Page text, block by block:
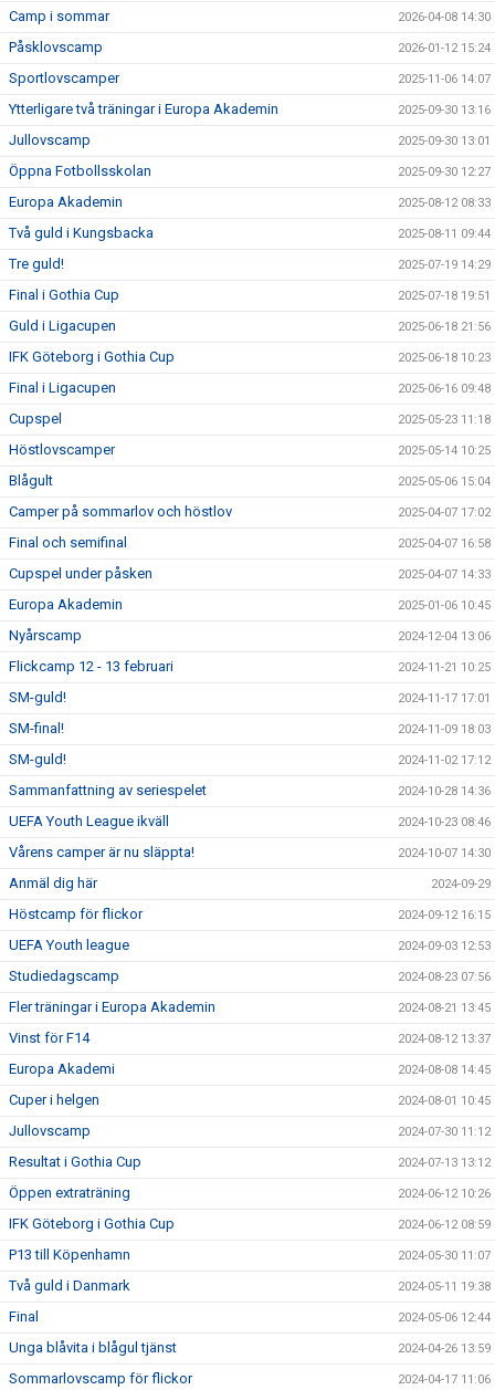
Camp i sommar 2026-04-08 14:30
Påsklovscamp 2026-01-12 15:24
Sportlovscamper 2025-11-06 14:07
Ytterligare två träningar i Europa Akademin 2025-09-30 13:16
Jullovscamp 2025-09-30 13:01
Öppna Fotbollsskolan 2025-09-30 12:27
Europa Akademin 2025-08-12 08:33
Två guld i Kungsbacka 2025-08-11 09:44
Tre guld! 2025-07-19 14:29
Final i Gothia Cup 2025-07-18 19:51
Guld i Ligacupen 2025-06-18 21:56
IFK Göteborg i Gothia Cup 2025-06-18 10:23
Final i Ligacupen 2025-06-16 09:48
Cupspel 2025-05-23 11:18
Höstlovscamper 2025-05-14 10:25
Blågult 2025-05-06 15:04
Camper på sommarlov och höstlov 2025-04-07 17:02
Final och semifinal 2025-04-07 16:58
Cupspel under påsken 2025-04-07 14:33
Europa Akademin 2025-01-06 10:45
Nyårscamp 2024-12-04 13:06
Flickcamp 12 - 13 februari 2024-11-21 10:25
SM-guld! 2024-11-17 17:01
SM-final! 2024-11-09 18:03
SM-guld! 2024-11-02 17:12
Sammanfattning av seriespelet 2024-10-28 14:36
UEFA Youth League ikväll 2024-10-23 08:46
Vårens camper är nu släppta! 2024-10-07 14:30
Anmäl dig här 2024-09-29
Höstcamp för flickor 2024-09-12 16:15
UEFA Youth league 2024-09-03 12:53
Studiedagscamp 2024-08-23 07:56
Fler träningar i Europa Akademin 2024-08-21 13:45
Vinst för F14 2024-08-12 13:37
Europa Akademi 2024-08-08 14:45
Cuper i helgen 2024-08-01 10:45
Jullovscamp 2024-07-30 11:12
Resultat i Gothia Cup 2024-07-13 13:12
Öppen extraträning 2024-06-12 10:26
IFK Göteborg i Gothia Cup 2024-06-12 08:59
P13 till Köpenhamn 2024-05-30 11:07
Två guld i Danmark 2024-05-11 19:38
Final 2024-05-06 12:44
Unga blåvita i blågul tjänst 2024-04-26 13:59
Sommarlovscamp för flickor 2024-04-17 11:06